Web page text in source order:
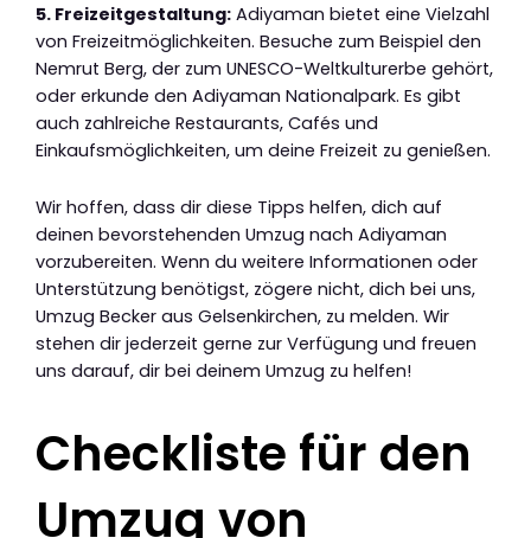
5. Freizeitgestaltung: Adiyaman bietet eine Vielzahl
von Freizeitmöglichkeiten. Besuche zum Beispiel den
Nemrut Berg, der zum UNESCO-Weltkulturerbe gehört,
oder erkunde den Adiyaman Nationalpark. Es gibt
auch zahlreiche Restaurants, Cafés und
Einkaufsmöglichkeiten, um deine Freizeit zu genießen.
Wir hoffen, dass dir diese Tipps helfen, dich auf
deinen bevorstehenden Umzug nach Adiyaman
vorzubereiten. Wenn du weitere Informationen oder
Unterstützung benötigst, zögere nicht, dich bei uns,
Umzug Becker aus Gelsenkirchen, zu melden. Wir
stehen dir jederzeit gerne zur Verfügung und freuen
uns darauf, dir bei deinem Umzug zu helfen!
Checkliste für den
Umzug von